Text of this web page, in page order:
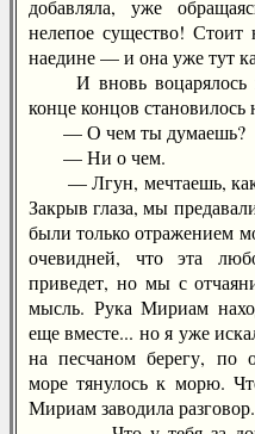
добавляла, уже
нелепое существо!
наедине — и она уже тут
И вновь воцарялось
конце концов
— О чем ты думаешь?
— Ни о чем.
— Лгун, мечтаешь, как
Закрыв глаза, мы
были только отражением
очевидней, что эта
приведет, но мы с
мысль. Рука Мириам
еще вместе... но я уже
на песчаном берегу, по
море тянулось к морю.
Мириам заводила разговор.